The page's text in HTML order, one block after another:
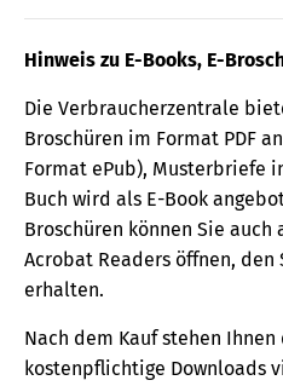
Hinweis zu E-Books, E-
Die Verbraucherzentrale
Broschüren im Format PDF
Format ePub), Musterbriefe
Buch wird als E-Book
Broschüren können Sie
Acrobat Readers öffnen, den
erhalten.
Nach dem Kauf stehen
kostenpflichtige Downloads